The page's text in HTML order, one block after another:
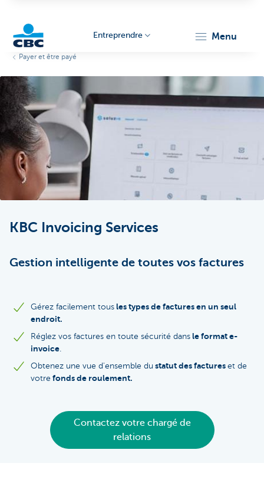
Entrepreneurs
Entreprendre menu
Payer et être payé
KBC Invoicing Services
Gestion intelligente de toutes vos factures
Gérez facilement tous les types de factures en un seul
endroit.
Réglez vos factures en toute sécurité dans le format e-
invoice.
Obtenez une vue d'ensemble du statut des factures et de
votre fonds de roulement.
Contactez votre chargé de
relations